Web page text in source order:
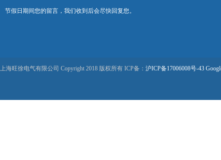
节假日期间您的留言，我们收到后会尽快回复您。
上海旺徐电气有限公司 Copyright 2018 版权所有 ICP备： 沪ICP备17006008号-43